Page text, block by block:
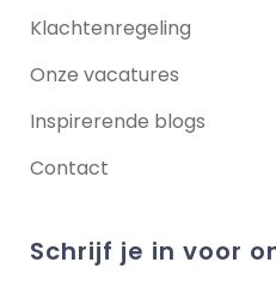
Klachtenregeling
Onze vacatures
Inspirerende blogs
Contact
Schrijf je in voor